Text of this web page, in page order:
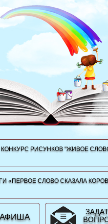
КОНКУРС РИСУНКОВ "ЖИВОЕ
«ПЕРВОЕ СЛОВО СКАЗАЛА
АФИША